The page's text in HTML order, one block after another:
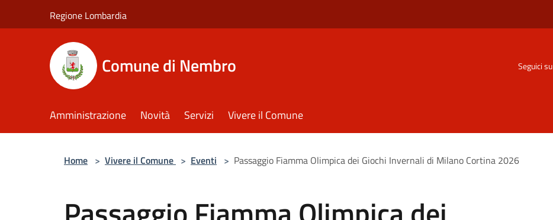
Regione Lombardia
Comune di Nembro Seguici su
Amministrazione Novità Servizi Vivere il Comune
Home > Vivere il Comune > Eventi > Passaggio Fiamma Olimpica dei Giochi Invernali di Milano Cortina 2026